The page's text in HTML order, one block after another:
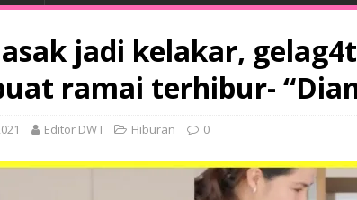
jadi kelakar,
ramai terhibur-
Editor DW I Hiburan 0